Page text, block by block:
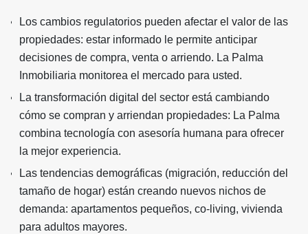
Los cambios regulatorios pueden afectar el valor de las
propiedades: estar informado le permite anticipar
decisiones de compra, venta o arriendo. La Palma
Inmobiliaria monitorea el mercado para usted.
La transformación digital del sector está cambiando
cómo se compran y arriendan propiedades: La Palma
combina tecnología con asesoría humana para ofrecer
la mejor experiencia.
Las tendencias demográficas (migración, reducción del
tamaño de hogar) están creando nuevos nichos de
demanda: apartamentos pequeños, co-living, vivienda
para adultos mayores.